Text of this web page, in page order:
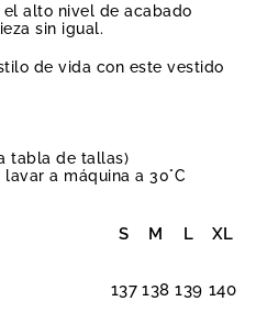
alto nivel de acabado
sin igual.
de vida con este vestido
tabla de tallas)
a máquina a 30°C
S M L XL
137 138 139 140